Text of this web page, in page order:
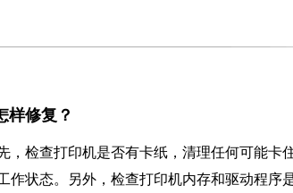
样修复？
，检查打印机是否有卡纸，清理任何可能卡
作状态。另外，检查打印机内存和驱动程序